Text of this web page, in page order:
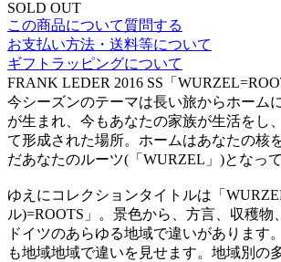
SOLD OUT
この商品について質問する
お支払い方法・送料等について
ギフトラッピングについて
FRANK LEDER 2016 SS「
今シーズンのテーマは長い旅からホーム
が生まれ、今もあなたの家族が生活をし
て形成された場所。ホームはあなたの核
だあなたのルーツ(「WURZEL」)となっ
ゆえにコレクションタイトルは「
ル)=ROOTS」。景色から、方言、収穫物
ドイツのあらゆる地域で違いがあります
も地域地域で違いを見せます。地域別の